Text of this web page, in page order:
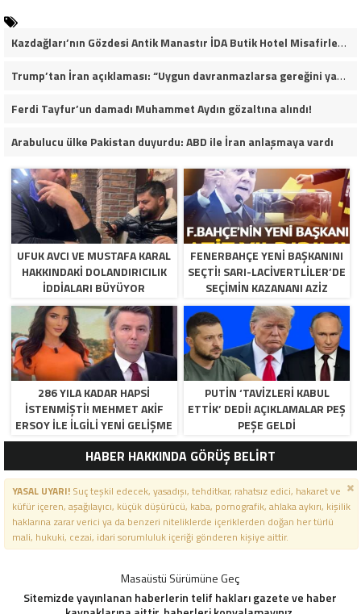
Kazdağları’nın Gözdesi Antik Manastır İDA Butik Hotel Misafirlerinden Tam Not Alıyor
Trump’tan İran açıklaması: “Uygun davranmazlarsa gereğini yaparım”
Ferdi Tayfur’un damadı Muhammet Aydın gözaltına alındı!
Arabulucu ülke Pakistan duyurdu: ABD ile İran anlaşmaya vardı
UFUK AVCI VE MUSTAFA KARAL
HAKKINDAKI DOLANDIRICILIK
İDDIALARI BÜYÜYOR
FENERBAHÇE YENI BAŞKANINI
SEÇTI! SARI-LACIVERTLILER’DE
SEÇIMIN KAZANANI AZIZ
YILDIRIM OLDU
286 YILA KADAR HAPSI
ISTENMIŞTI! MEHMET AKIF
ERSOY ILE ILGILI YENI GELIŞME
PUTIN ‘TAVIZLERI KABUL
ETTIK’ DEDI! AÇIKLAMALAR PEŞ
PEŞE GELDI
HABER HAKKINDA GÖRÜŞ BELİRT
YASAL UYARI!Suç teşkil edecek, yasadışı, tehditkar, rahatsız edici, hakaret ve
küfür içeren, aşağılayıcı, küçük düşürücü, kaba, pornografik, ahlaka aykırı, kişilik
haklarına zarar verici ya da benzeri niteliklerde içeriklerden doğan her türlü
mali, hukuki, cezai, idari sorumluluk içeriği gönderen kişiye aittir.
Masaüstü Sürümüne Geç
Sitemizde yayınlanan haberlerin telif hakları gazete ve haber